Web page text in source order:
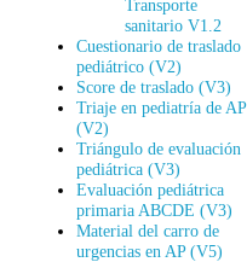
Transporte
sanitario V1.2
Cuestionario de traslado
pediátrico (V2)
Score de traslado (V3)
Triaje en pediatría de AP
(V2)
Triángulo de evaluación
pediátrica (V3)
Evaluación pediátrica
primaria ABCDE (V3)
Material del carro de
urgencias en AP (V5)